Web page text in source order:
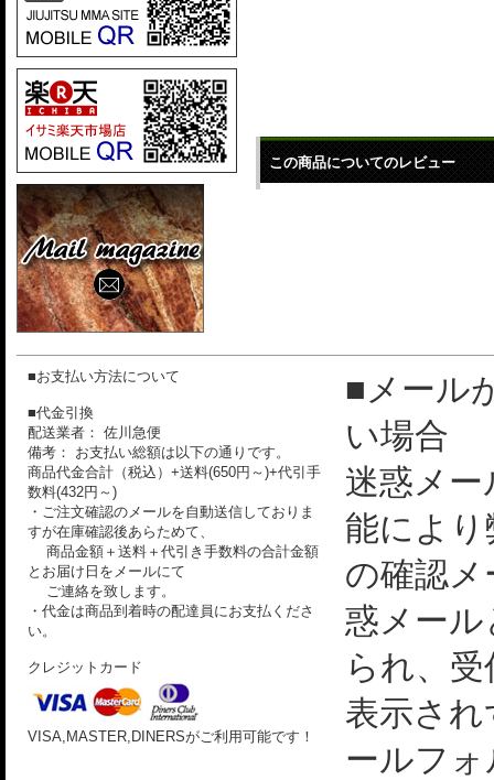
この商品についてのレビュー
■お支払い方法について
■代金引換
配送業者： 佐川急便
備考： お支払い総額は以下の通りです。
商品代金合計（税込）+送料(650円～)+代引手
数料(432円～)
・ご注文確認のメールを自動送信しておりま
すが在庫確認後あらためて、
商品金額＋送料＋代引き手数料の合計金額
とお届け日をメールにて
ご連絡を致します。
・代金は商品到着時の配達員にお支払くださ
い。
クレジットカード
VISA,MASTER,DINERSがご利用可能です！
■メール
い場合
迷惑メー
能によ
の確認
惑メー
られ、
表示さ
ールフ